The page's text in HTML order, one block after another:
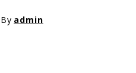
By admin